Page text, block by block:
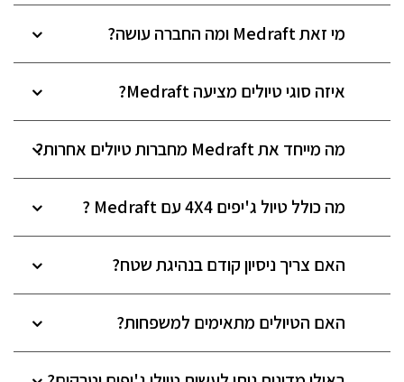
מי זאת Medraft ומה החברה עושה?
איזה סוגי טיולים מציעה Medraft?
מה מייחד את Medraft מחברות טיולים אחרות?
מה כולל טיול ג'יפים 4X4 עם Medraft ?
האם צריך ניסיון קודם בנהיגת שטח?
האם הטיולים מתאימים למשפחות?